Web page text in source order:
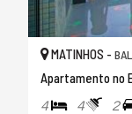
MATINHOS -
Apartamento no
4 4 2